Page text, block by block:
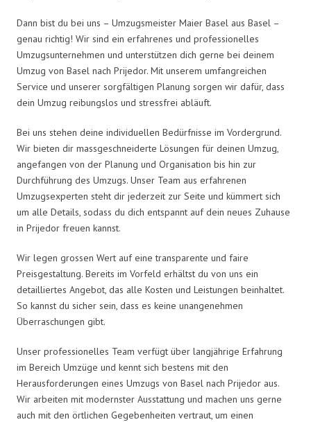
Dann bist du bei uns – Umzugsmeister Maier Basel aus Basel –
genau richtig! Wir sind ein erfahrenes und professionelles
Umzugsunternehmen und unterstützen dich gerne bei deinem
Umzug von Basel nach Prijedor. Mit unserem umfangreichen
Service und unserer sorgfältigen Planung sorgen wir dafür, dass
dein Umzug reibungslos und stressfrei abläuft.
Bei uns stehen deine individuellen Bedürfnisse im Vordergrund.
Wir bieten dir massgeschneiderte Lösungen für deinen Umzug,
angefangen von der Planung und Organisation bis hin zur
Durchführung des Umzugs. Unser Team aus erfahrenen
Umzugsexperten steht dir jederzeit zur Seite und kümmert sich
um alle Details, sodass du dich entspannt auf dein neues Zuhause
in Prijedor freuen kannst.
Wir legen grossen Wert auf eine transparente und faire
Preisgestaltung. Bereits im Vorfeld erhältst du von uns ein
detailliertes Angebot, das alle Kosten und Leistungen beinhaltet.
So kannst du sicher sein, dass es keine unangenehmen
Überraschungen gibt.
Unser professionelles Team verfügt über langjährige Erfahrung
im Bereich Umzüge und kennt sich bestens mit den
Herausforderungen eines Umzugs von Basel nach Prijedor aus.
Wir arbeiten mit modernster Ausstattung und machen uns gerne
auch mit den örtlichen Gegebenheiten vertraut, um einen